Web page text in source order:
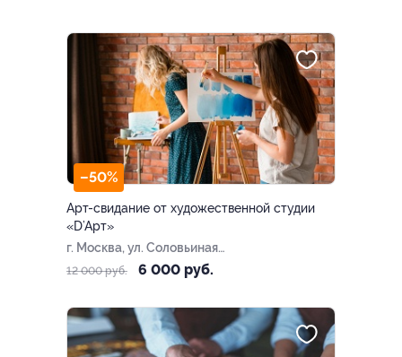
–50%
Арт-свидание от художественной студии
«D’Aрт»
г. Москва, ул. Соловьиная
Роща, д. 8
12 000 руб. 6 000 руб.